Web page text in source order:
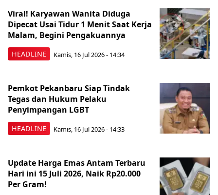
HEADLINE
Viral! Karyawan Wanita Diduga
Dipecat Usai Tidur 1 Menit Saat Kerja
Malam, Begini Pengakuannya
Kamis, 16 Jul 2026 - 14:34
HEADLINE
Pemkot Pekanbaru Siap Tindak
Tegas dan Hukum Pelaku
Penyimpangan LGBT
Kamis, 16 Jul 2026 - 14:33
Update Harga Emas Antam Terbaru
Hari ini 15 Juli 2026, Naik Rp20.000
Per Gram!